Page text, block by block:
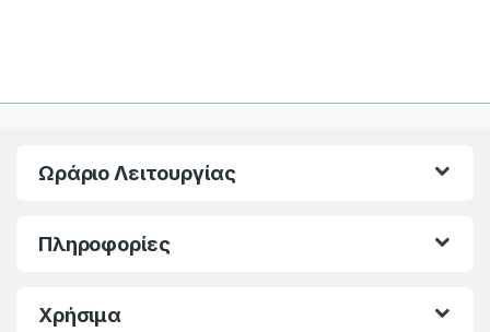
Ωράριο Λειτουργίας
Πληροφορίες
Χρήσιμα